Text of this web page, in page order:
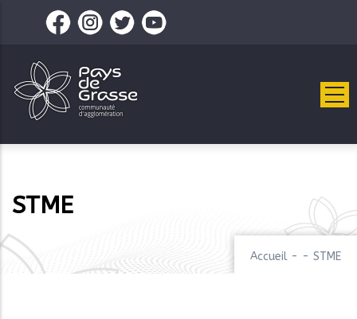
contenu
principal
STME
Accueil - - STME